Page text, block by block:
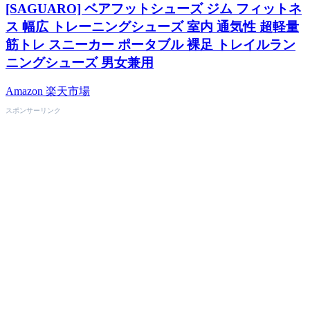
[SAGUARO] ベアフットシューズ ジム フィットネ
ス 幅広 トレーニングシューズ 室内 通気性 超軽量
筋トレ スニーカー ポータブル 裸足 トレイルラン
ニングシューズ 男女兼用
Amazon 楽天市場
スポンサーリンク